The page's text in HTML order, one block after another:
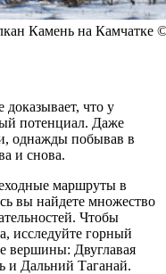
Камень на
что у
потенциал. Даже
однажды побывав в
и снова.
маршруты в
вы найдете множество
Чтобы
исследуйте горный
вершины: Двуглавая
и Дальний Таганай.